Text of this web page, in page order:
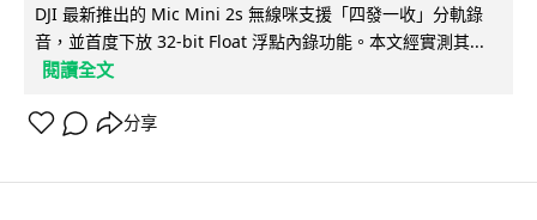
DJI 最新推出的 Mic Mini 2s 無線咪支援「四發一收」分軌錄
音，並首度下放 32-bit Float 浮點內錄功能。本文經實測其...
閱讀全文
分享